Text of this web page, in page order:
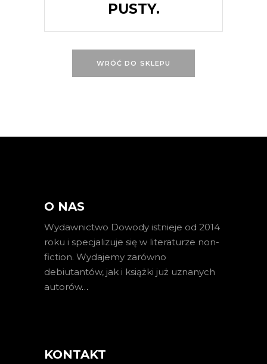
PUSTY.
WRÓĆ DO SKLEPU
O NAS
Wydawnictwo Dowody istnieje od 2014
roku i specjalizuje się w literaturze non-
fiction. Wydajemy zarówno
debiutantów, jak i książki już uznanych
autorów…
KONTAKT